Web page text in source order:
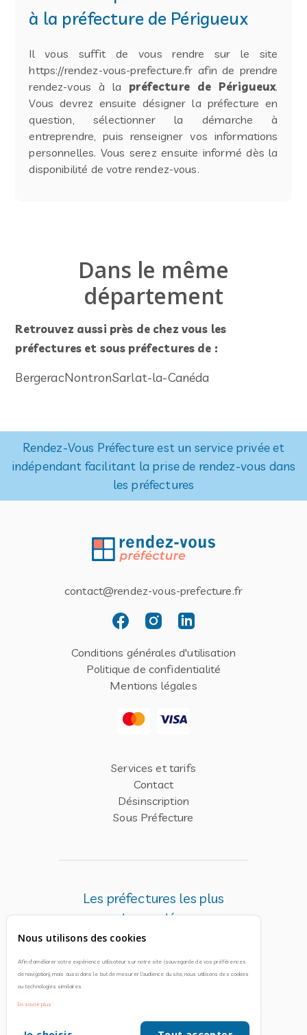
Dans le même
département
Retrouvez aussi près de chez vous les
préfectures et sous préfectures de :
BergeracNontronSarlat-la-Canéda
à la préfecture de Périgueux
Il vous suffit de vous rendre sur le site
https://rendez-vous-prefecture.fr afin de prendre
rendez-vous à la préfecture de Périgueux.
Vous devrez ensuite désigner la préfecture en
question, sélectionner la démarche à
entreprendre, puis renseigner vos informations
personnelles. Vous serez ensuite informé dès la
disponibilité de votre rendez-vous.
Nous utilisons des cookies
Afin d'améliorer votre expérience utilisateur sur notre site (sauvegarde de vos préférences
de navigation), mais aussi dans le but de mesurer l'audience du site, nous utilisons des cookies
ou technologies similaires
En savoir plus
Rendez-Vous Préfecture est un service privée et
indépendant facilitant la prise de rendez-vous dans
les préfectures
contact@rendez-vous-prefecture.fr
Conditions générales d'utilisation
Politique de confidentialité
Mentions légales
Services et tarifs
Contact
Désinscription
Sous Préfecture
Les préfectures les plus
demandées
Le Raincy
Sarcelles